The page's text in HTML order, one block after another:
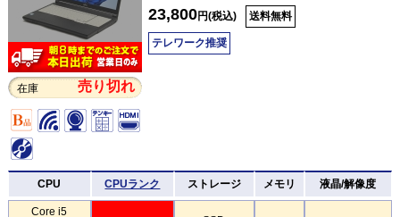
在庫 売り切れ
23,800円(税込) 送料無料
テレワーク推奨
CPU CPUランク ストレージ メモリ 液晶/解像度
Core i5